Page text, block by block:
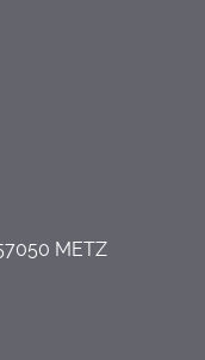
METZ